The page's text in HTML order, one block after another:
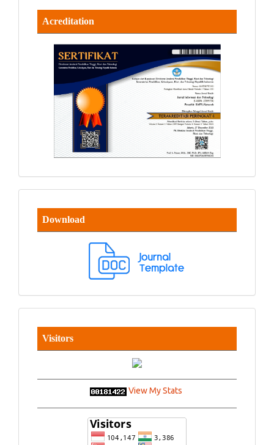
Acreditation
Download
Visitors
View My Stats